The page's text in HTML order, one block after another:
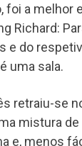
foi a
Richard:
e do
uma sala.
retraiu-se
mistura
e, menos